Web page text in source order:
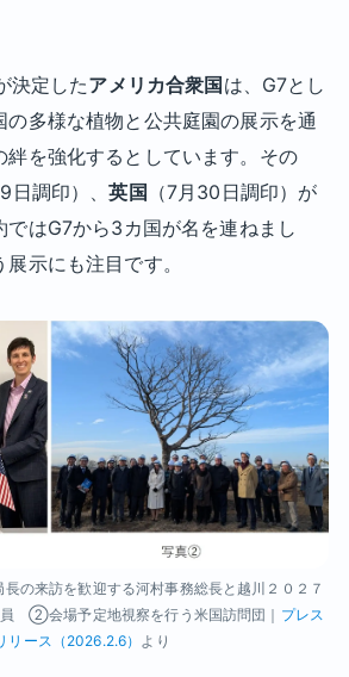
決定したアメリカ合衆国は、G7とし
の多様な植物と公共庭園の展示を通
絆を強化するとしています。その
日調印）、英国 （7月30日調印）が
ではG7から3カ国が名を連ねまし
示にも注目です。
の来訪を歓迎する河村事務総長と越川２０２７
②会場予定地視察を行う米国訪問団｜ プレス
リース（2026.2.6） より